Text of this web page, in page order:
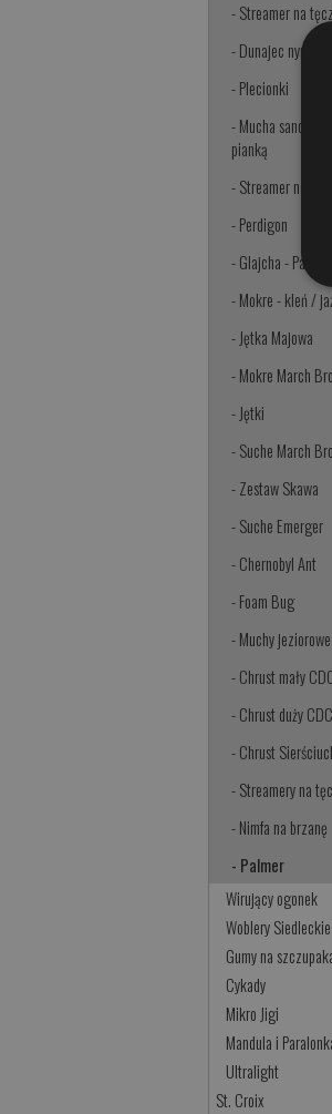
- Streamer na
- Dunajec nympha
- Plecionki
- Mucha
pianką
- Streamer na
- Perdigon
- Glajcha -
- Mokre - kleń /
- Jętka Majowa
- Mokre March
- Jętki
- Suche March
- Zestaw Skawa
- Suche Emerger
- Chernobyl Ant
- Foam Bug
- Muchy jeziorowe
- Chrust mały
- Chrust duży CDC
- Chrust
- Streamery na
- Nimfa na brzanę
- Palmer
Wirujący ogonek
Woblery Siedleckie
Gumy na
Cykady
Mikro Jigi
Mandula i
Ultralight
St. Croix